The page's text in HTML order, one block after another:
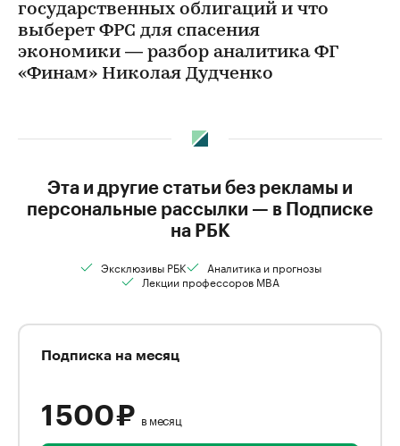
государственных облигаций и что
выберет ФРС для спасения
экономики — разбор аналитика ФГ
«Финам» Николая Дудченко
Эта и другие статьи без рекламы и
персональные рассылки — в Подписке
на РБК
Эксклюзивы РБК
Аналитика и прогнозы
Лекции профессоров MBA
Подписка на месяц
1 500 ₽ в месяц